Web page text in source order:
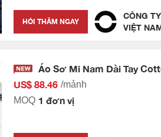
HỎI THĂM NGAY
CÔNG
VIỆT
Áo Sơ Mi Nam Dài Tay
US$ 88.46 /mảnh
MOQ 1 đơn vị